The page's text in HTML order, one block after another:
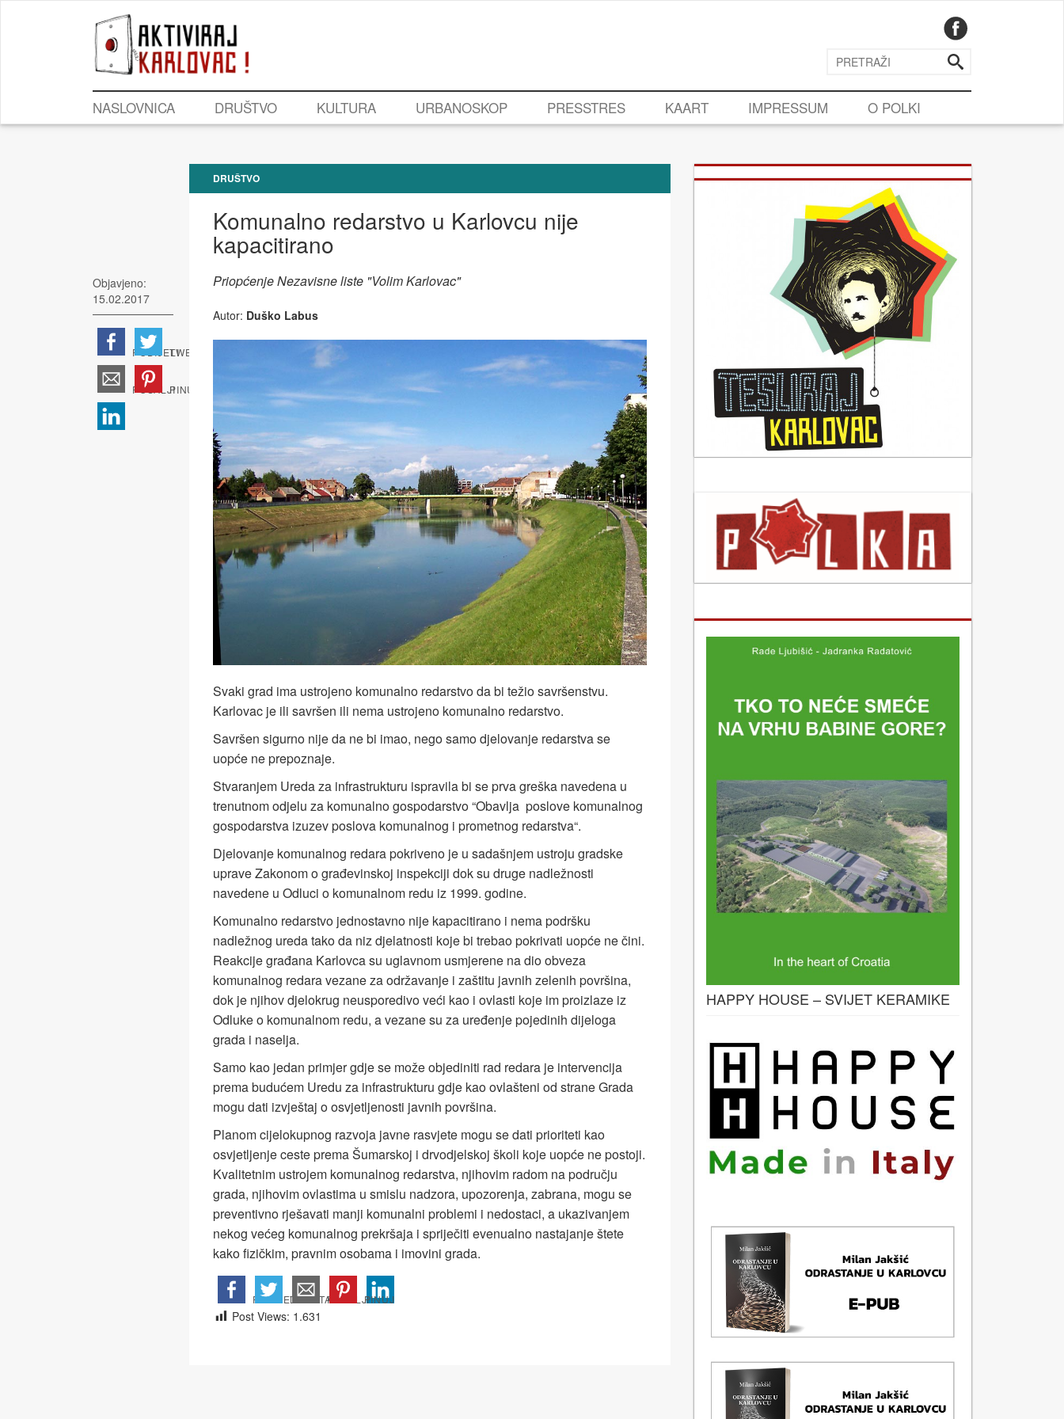
NASLOVNICA DRUŠTVO KULTURA URBANOSKOP PRESSTRES KAART IMPRESSUM O POLKI
Objavjeno:
15.02.2017
DRUŠTVO
Komunalno redarstvo u Karlovcu nije
kapacitirano
Priopćenje Nezavisne liste "Volim Karlovac"
Autor: Duško Labus
Svaki grad ima ustrojeno komunalno redarstvo da bi težio savršenstvu.
Karlovac je ili savršen ili nema ustrojeno komunalno redarstvo.
Savršen sigurno nije da ne bi imao, nego samo djelovanje redarstva se
uopće ne prepoznaje.
Stvaranjem Ureda za infrastrukturu ispravila bi se prva greška navedena u
trenutnom odjelu za komunalno gospodarstvo “Obavlja poslove komunalnog
gospodarstva izuzev poslova komunalnog i prometnog redarstva“.
Djelovanje komunalnog redara pokriveno je u sadašnjem ustroju gradske
uprave Zakonom o građevinskoj inspekciji dok su druge nadležnosti
navedene u Odluci o komunalnom redu iz 1999. godine.
Komunalno redarstvo jednostavno nije kapacitirano i nema podršku
nadležnog ureda tako da niz djelatnosti koje bi trebao pokrivati uopće ne čini.
Reakcije građana Karlovca su uglavnom usmjerene na dio obveza
komunalnog redara vezane za održavanje i zaštitu javnih zelenih površina,
dok je njihov djelokrug neusporedivo veći kao i ovlasti koje im proizlaze iz
Odluke o komunalnom redu, a vezane su za uređenje pojedinih dijeloga
grada i naselja.
Samo kao jedan primjer gdje se može objediniti rad redara je intervencija
prema budućem Uredu za infrastrukturu gdje kao ovlašteni od strane Grada
mogu dati izvještaj o osvjetljenosti javnih površina.
Planom cijelokupnog razvoja javne rasvjete mogu se dati prioriteti kao
osvjetljenje ceste prema Šumarskoj i drvodjelskoj školi koje uopće ne postoji.
Kvalitetnim ustrojem komunalnog redarstva, njihovim radom na području
grada, njihovim ovlastima u smislu nadzora, upozorenja, zabrana, mogu se
preventivno rješavati manji komunalni problemi i nedostaci, a ukazivanjem
nekog većeg komunalnog prekršaja i spriječiti evenualno nastajanje štete
kako fizičkim, pravnim osobama i imovini grada.
Post Views: 1.631
HAPPY HOUSE – SVIJET KERAMIKE